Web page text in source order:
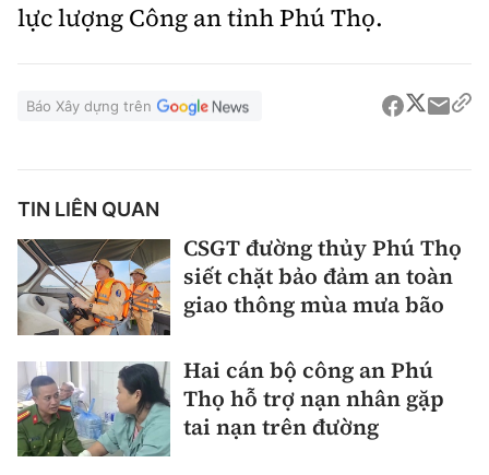
lực lượng Công an tỉnh Phú Thọ.
Báo Xây dựng trên
TIN LIÊN QUAN
CSGT đường thủy Phú Thọ
siết chặt bảo đảm an toàn
giao thông mùa mưa bão
Hai cán bộ công an Phú
Thọ hỗ trợ nạn nhân gặp
tai nạn trên đường